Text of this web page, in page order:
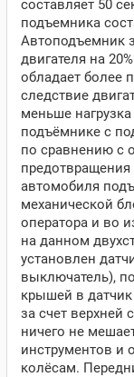
составляет 50
подъемника
Автоподъемник
двигателя на
обладает более
следствие
меньше
подъёмнике с
по сравнению с
предотвращения
автомобиля
механической
оператора и во
на данном
установлен
выключатель),
крышей в
за счет верхней
ничего не
инструментов и
колёсам.